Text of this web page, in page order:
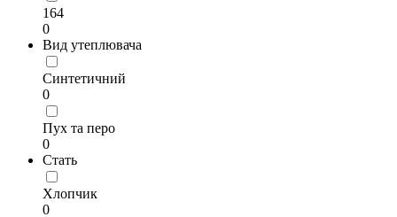
164
0
Вид утеплювача
Синтетичний
0
Пух та перо
0
Стать
Хлопчик
0